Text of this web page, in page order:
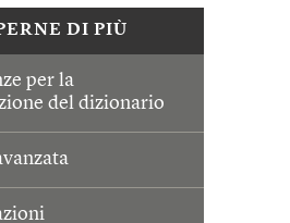
DI PIÙ
per la
del dizionario